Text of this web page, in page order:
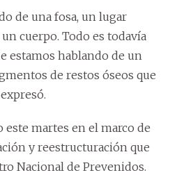
de una fosa, un lugar
cuerpo. Todo es todavía
estamos hablando de un
de restos óseos que
este martes en el marco de
y reestructuración que
Nacional de Prevenidos.